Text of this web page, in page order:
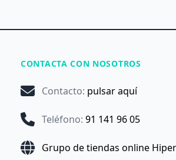
CONTACTA CON NOSOTROS
Contacto: pulsar aquí
Teléfono: 91 141 96 05
Grupo de tiendas online